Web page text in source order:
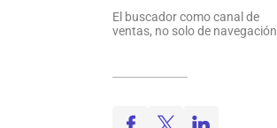
El buscador como canal de
ventas, no solo de navegación